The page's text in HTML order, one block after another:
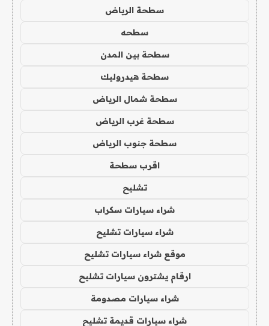
سطحة الرياض
سطحه
سطحة بين المدن
سطحة هيدروليك
سطحة شمال الرياض
سطحة غرب الرياض
سطحة جنوب الرياض
اقرب سطحة
تشليح
شراء سيارات سكراب
شراء سيارات تشليح
موقع شراء سيارات تشليح
ارقام يشترون سيارات تشليح
شراء سيارات مصدومة
شراء سيارات قديمة تشليح